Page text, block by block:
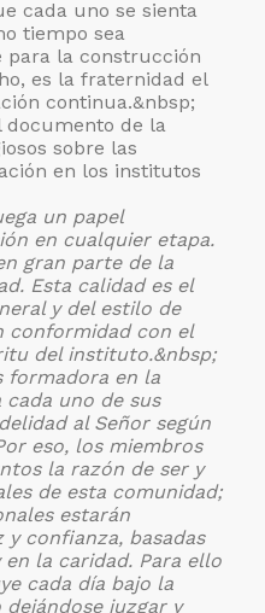
cada uno se sienta
tiempo sea
para la construcción
es la fraternidad el
continua.&nbsp;
documento de la
sobre las
en los institutos
un papel
en cualquier etapa.
gran parte de la
Esta calidad es el
y del estilo de
conformidad con el
del instituto.&nbsp;
formadora en la
uno de sus
al Señor según
eso, los miembros
la razón de ser y
de esta comunidad;
estarán
y confianza, basadas
la caridad. Para ello
cada día bajo la
juzgar y